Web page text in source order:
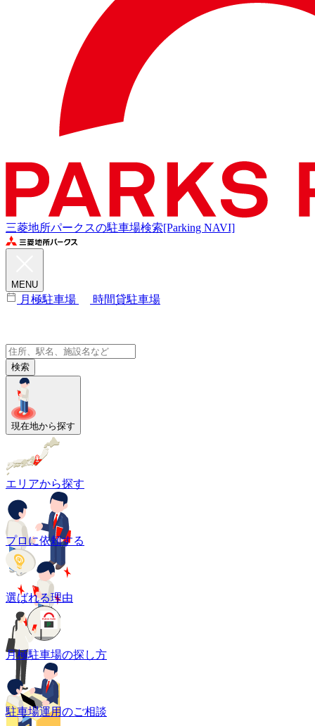
三菱地所パークスの駐車場検索[Parking NAVI]
MENU
月極駐車場 時間貸駐車場
検索
現在地から探す
エリアから探す
プロに依頼する
選ばれる理由
月極駐車場の探し方
駐車場運用のご相談